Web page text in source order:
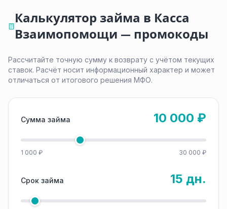
Калькулятор займа в Касса
Взаимопомощи — промокоды
Рассчитайте точную сумму к возврату с учётом текущих
ставок. Расчёт носит информационный характер и может
отличаться от итогового решения МФО.
Сумма займа 10 000 ₽
1 000 ₽ 30 000 ₽
Срок займа 15 дн.